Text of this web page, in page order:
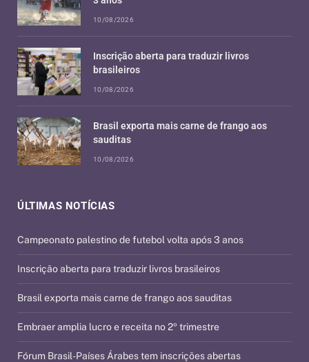
ÚLTIMAS NOTÍCIAS
Campeonato palestino de futebol volta após 3 anos
Inscrição aberta para traduzir livros brasileiros
Brasil exporta mais carne de frango aos sauditas
Embraer amplia lucro e receita no 2º trimestre
Fórum Brasil-Países Árabes tem inscrições abertas
10/08/2026
Inscrição aberta para traduzir livros
brasileiros
10/08/2026
Brasil exporta mais carne de frango aos
sauditas
10/08/2026